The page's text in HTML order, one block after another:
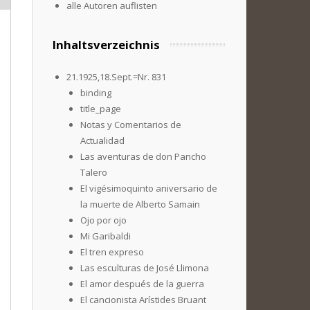
alle Autoren auflisten
Inhaltsverzeichnis
21.1925,18.Sept.=Nr. 831
binding
title_page
Notas y Comentarios de
Actualidad
Las aventuras de don Pancho
Talero
El vigésimoquinto aniversario de
la muerte de Alberto Samain
Ojo por ojo
Mi Garibaldi
El tren expreso
Las esculturas de José Llimona
El amor después de la guerra
El cancionista Arístides Bruant